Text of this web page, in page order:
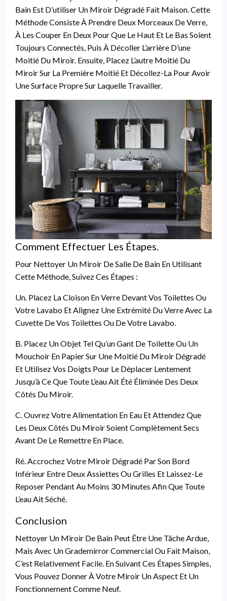
Bain Est D’utiliser Un Miroir Dégradé Fait Maison. Cette
Méthode Consiste À Prendre Deux Morceaux De Verre,
À Les Couper En Deux Pour Que Le Haut Et Le Bas Soient
Toujours Connectés, Puis À Décoller L’arrière D’une
Moitié Du Miroir. Ensuite, Placez L’autre Moitié Du
Miroir Sur La Première Moitié Et Décollez-La Pour Avoir
Une Surface Propre Sur Laquelle Travailler.
Comment Effectuer Les Étapes.
Pour Nettoyer Un Miroir De Salle De Bain En Utilisant
Cette Méthode, Suivez Ces Étapes :
Un. Placez La Cloison En Verre Devant Vos Toilettes Ou
Votre Lavabo Et Alignez Une Extrémité Du Verre Avec La
Cuvette De Vos Toilettes Ou De Votre Lavabo.
B. Placez Un Objet Tel Qu’un Gant De Toilette Ou Un
Mouchoir En Papier Sur Une Moitié Du Miroir Dégradé
Et Utilisez Vos Doigts Pour Le Déplacer Lentement
Jusqu’à Ce Que Toute L’eau Ait Été Éliminée Des Deux
Côtés Du Miroir.
C. Ouvrez Votre Alimentation En Eau Et Attendez Que
Les Deux Côtés Du Miroir Soient Complètement Secs
Avant De Le Remettre En Place.
Ré. Accrochez Votre Miroir Dégradé Par Son Bord
Inférieur Entre Deux Assiettes Ou Grilles Et Laissez-Le
Reposer Pendant Au Moins 30 Minutes Afin Que Toute
L’eau Ait Séché.
Conclusion
Nettoyer Un Miroir De Bain Peut Être Une Tâche Ardue,
Mais Avec Un Grademirror Commercial Ou Fait Maison,
C’est Relativement Facile. En Suivant Ces Étapes Simples,
Vous Pouvez Donner À Votre Miroir Un Aspect Et Un
Fonctionnement Comme Neuf.